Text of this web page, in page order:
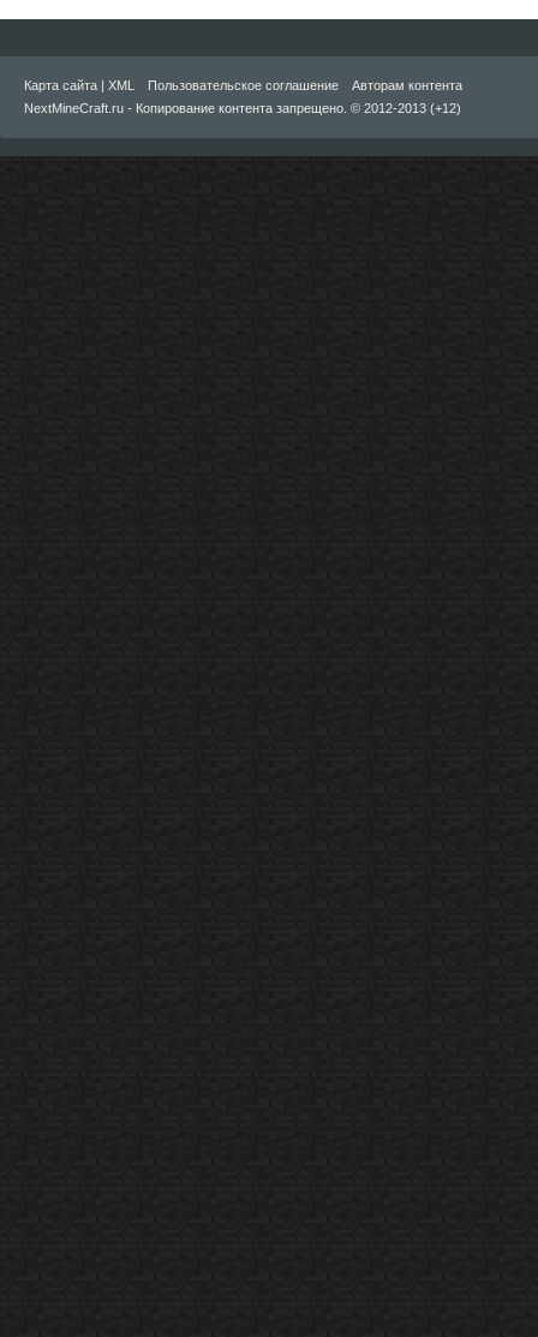
Карта сайта | XML Пользовательское соглашение
Авторам контента
NextMineCraft.ru - Копирование контента запрещено. © 2012-2013 (+12)